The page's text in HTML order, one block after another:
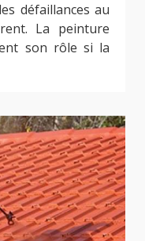
défaillances au
La peinture
son rôle si la